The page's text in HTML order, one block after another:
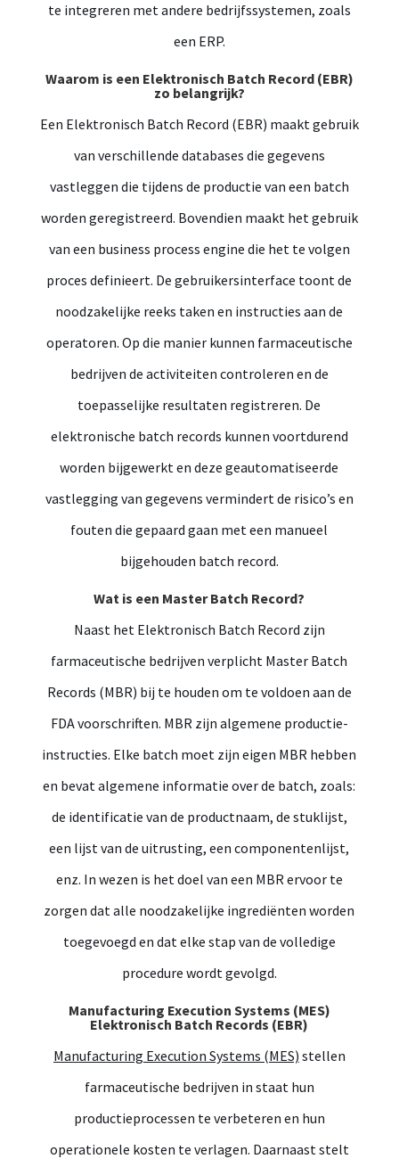
te integreren met andere bedrijfssystemen, zoals
een ERP.
Waarom is een Elektronisch Batch Record (EBR)
zo belangrijk?
Een Elektronisch Batch Record (EBR) maakt gebruik
van verschillende databases die gegevens
vastleggen die tijdens de productie van een batch
worden geregistreerd. Bovendien maakt het gebruik
van een business process engine die het te volgen
proces definieert. De gebruikersinterface toont de
noodzakelijke reeks taken en instructies aan de
operatoren. Op die manier kunnen farmaceutische
bedrijven de activiteiten controleren en de
toepasselijke resultaten registreren. De
elektronische batch records kunnen voortdurend
worden bijgewerkt en deze geautomatiseerde
vastlegging van gegevens vermindert de risico’s en
fouten die gepaard gaan met een manueel
bijgehouden batch record.
Wat is een Master Batch Record?
Naast het Elektronisch Batch Record zijn
farmaceutische bedrijven verplicht Master Batch
Records (MBR) bij te houden om te voldoen aan de
FDA voorschriften. MBR zijn algemene productie-
instructies. Elke batch moet zijn eigen MBR hebben
en bevat algemene informatie over de batch, zoals:
de identificatie van de productnaam, de stuklijst,
een lijst van de uitrusting, een componentenlijst,
enz. In wezen is het doel van een MBR ervoor te
zorgen dat alle noodzakelijke ingrediënten worden
toegevoegd en dat elke stap van de volledige
procedure wordt gevolgd.
Manufacturing Execution Systems (MES)
Elektronisch Batch Records (EBR)
Manufacturing Execution Systems (MES) stellen
farmaceutische bedrijven in staat hun
productieprocessen te verbeteren en hun
operationele kosten te verlagen. Daarnaast stelt